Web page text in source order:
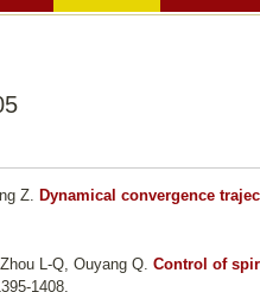
Z. Dynamical convergence
L-Q, Ouyang Q. Control of
1408.